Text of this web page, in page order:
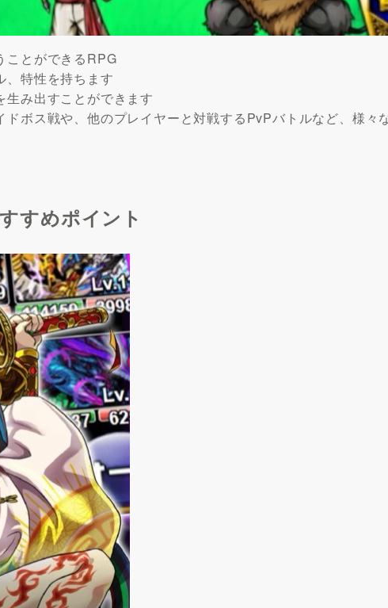
ことができるRPG
、特性を持ちます
生み出すことができます
ボス戦や、他のプレイヤーと対戦するPvPバトルなど、様々
すめポイント